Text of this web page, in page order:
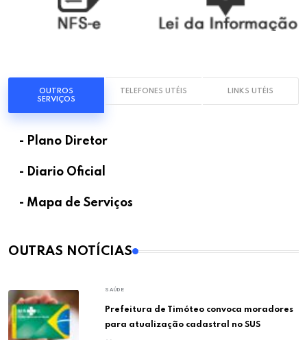
OUTROS
SERVIÇOS
TELEFONES UTÉIS LINKS UTÉIS
- Plano Diretor
- Diario Oficial
- Mapa de Serviços
OUTRAS NOTÍCIAS
SAÚDE
Prefeitura de Timóteo convoca moradores
para atualização cadastral no SUS